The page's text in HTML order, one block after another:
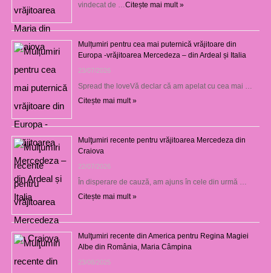
vindecat de …Citește mai mult »
Mulțumiri pentru cea mai puternică vrăjitoare din
Europa -vrăjitoarea Mercedeza – din Ardeal și Italia
23/07/2026
Spread the loveVă declar că am apelat cu cea mai …
Citește mai mult »
Mulţumiri recente pentru vrăjitoarea Mercedeza din
Craiova
22/07/2026
În disperare de cauză, am ajuns în cele din urmă …
Citește mai mult »
Mulţumiri recente din America pentru Regina Magiei
Albe din România, Maria Câmpina
23/08/2025